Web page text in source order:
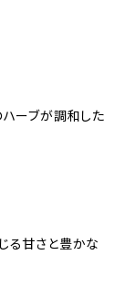
ハーブが調和した
る甘さと豊かな